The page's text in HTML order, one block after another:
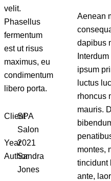
velit.
Phasellus
fermentum
est ut risus
maximus, eu
condimentum
libero porta.
ClientSPA
Salon
Year2021
AuthorSandra
Jones
Aenean
dapibus
ipsum
luctus
rhoncus
mauris.
montes,
tincidunt
ante,